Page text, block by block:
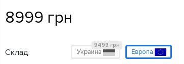
8999 грн
Склад: Украина
9499 грн
Европа